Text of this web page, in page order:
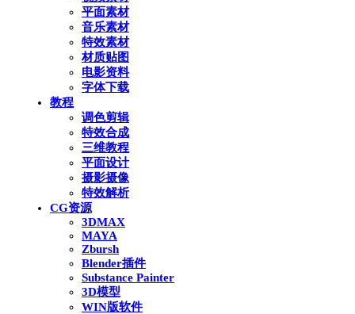
平面素材
音乐素材
特效素材
材质贴图
电影资料
字体下载
教程
调色剪辑
特效合成
三维教程
平面设计
摄影摄像
特效解析
CG资源
3DMAX
MAYA
Zbursh
Blender插件
Substance Painter
3D模型
WIN版软件